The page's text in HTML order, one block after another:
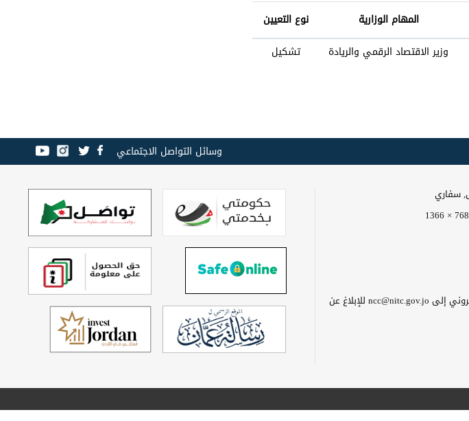
المهام الوزارية
نوع التعيين
وزير الاقتصاد الرقمي والريادة تشكيل
وسائل التواصل الاجتماعي
يرجى الاتصال على 065008080 أو إرسال بريد إلكتروني إلى ncc@nitc.gov.jo للإبلاغ عن